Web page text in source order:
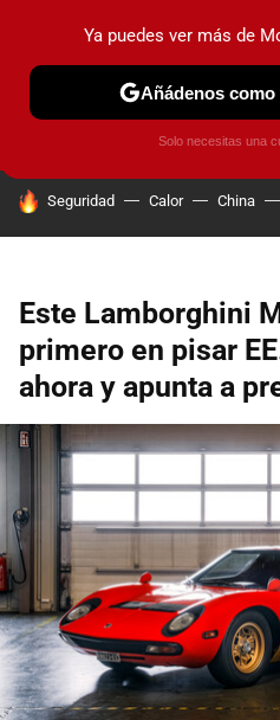
PRUEBAS COCHES
HOY SE HABLA DE
Seguridad Calor China
Este Lamborghini
primero en pisar
ahora y apunta a
Ya puedes ver más de
Añádenos
Solo necesitas una